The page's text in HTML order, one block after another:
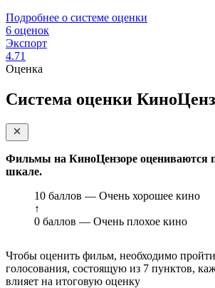
Подробнее о системе оценки
6 оценок
Экспорт
4.71
Оценка
Система оценки
Фильмы на КиноЦензоре оцениваются
шкале.
10 баллов — Очень хорошее кино
↑
0 баллов — Очень плохое кино
Чтобы оценить фильм, необходимо
голосования, состоящую из 7 пунктов,
влияет на итоговую оценку